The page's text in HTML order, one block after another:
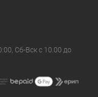
Сб-Вск с 10.00 до